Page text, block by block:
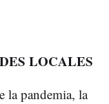
LOCALES
la pandemia, la